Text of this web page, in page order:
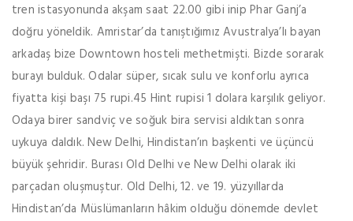
tren istasyonunda akşam saat 22.00 gibi inip Phar Ganj’a
doğru yöneldik. Amristar’da tanıştığımız Avustralya’lı bayan
arkadaş bize Downtown hosteli methetmişti. Bizde sorarak
burayı bulduk. Odalar süper, sıcak sulu ve konforlu ayrıca
fiyatta kişi başı 75 rupi.45 Hint rupisi 1 dolara karşılık geliyor.
Odaya birer sandviç ve soğuk bira servisi aldıktan sonra
uykuya daldık. New Delhi, Hindistan’ın başkenti ve üçüncü
büyük şehridir. Burası Old Delhi ve New Delhi olarak iki
parçadan oluşmuştur. Old Delhi, 12. ve 19. yüzyıllarda
Hindistan’da Müslümanların hâkim olduğu dönemde devlet